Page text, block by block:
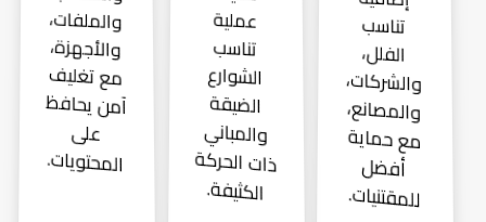
تناسب
الفلل،
والشركات،
والمصانع،
مع حماية
أفضل
للمقتنيات.
عملية
تناسب
الشوارع
الضيقة
والمباني
ذات الحركة
الكثيفة.
والملفات،
والأجهزة،
مع تغليف
آمن يحافظ
على
المحتويات.